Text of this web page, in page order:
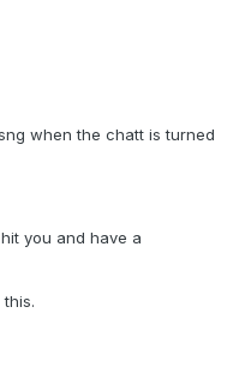
when the chatt is turned
you and have a